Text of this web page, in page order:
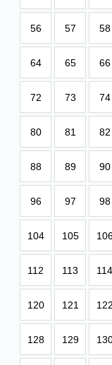
56 57 58
64 65 66
72 73 74
80 81 82
88 89 90
96 97 98
104 105
112 113 114
120 121 122
128 129